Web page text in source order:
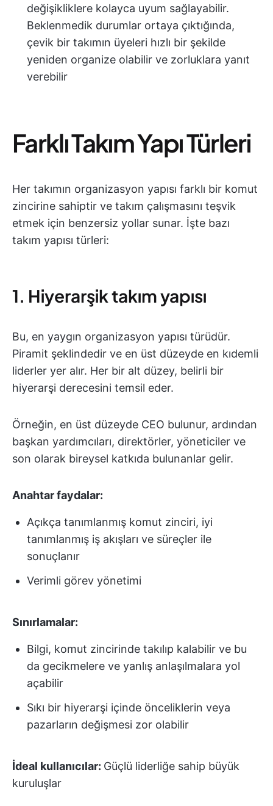
değişikliklere kolayca uyum sağlayabilir.
Beklenmedik durumlar ortaya çıktığında,
çevik bir takımın üyeleri hızlı bir şekilde
yeniden organize olabilir ve zorluklara yanıt
verebilir
Farklı Takım Yapı Türleri
Her takımın organizasyon yapısı farklı bir komut
zincirine sahiptir ve takım çalışmasını teşvik
etmek için benzersiz yollar sunar. İşte bazı
takım yapısı türleri:
1. Hiyerarşik takım yapısı
Bu, en yaygın organizasyon yapısı türüdür.
Piramit şeklindedir ve en üst düzeyde en kıdemli
liderler yer alır. Her bir alt düzey, belirli bir
hiyerarşi derecesini temsil eder.
Örneğin, en üst düzeyde CEO bulunur, ardından
başkan yardımcıları, direktörler, yöneticiler ve
son olarak bireysel katkıda bulunanlar gelir.
Anahtar faydalar:
Açıkça tanımlanmış komut zinciri, iyi
tanımlanmış iş akışları ve süreçler ile
sonuçlanır
Verimli görev yönetimi
Sınırlamalar:
Bilgi, komut zincirinde takılıp kalabilir ve bu
da gecikmelere ve yanlış anlaşılmalara yol
açabilir
Sıkı bir hiyerarşi içinde önceliklerin veya
pazarların değişmesi zor olabilir
İdeal kullanıcılar: Güçlü liderliğe sahip büyük
kuruluşlar